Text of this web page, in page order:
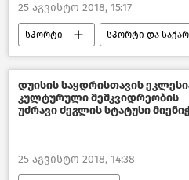
25 აგვისტო 2018, 15:17
სპორტი სპორტი და
დუისის საყდრისთავის
კულტურული მემკვიდრეობის
უძრავი ძეგლის სტატუსი
25 აგვისტო 2018, 14:38